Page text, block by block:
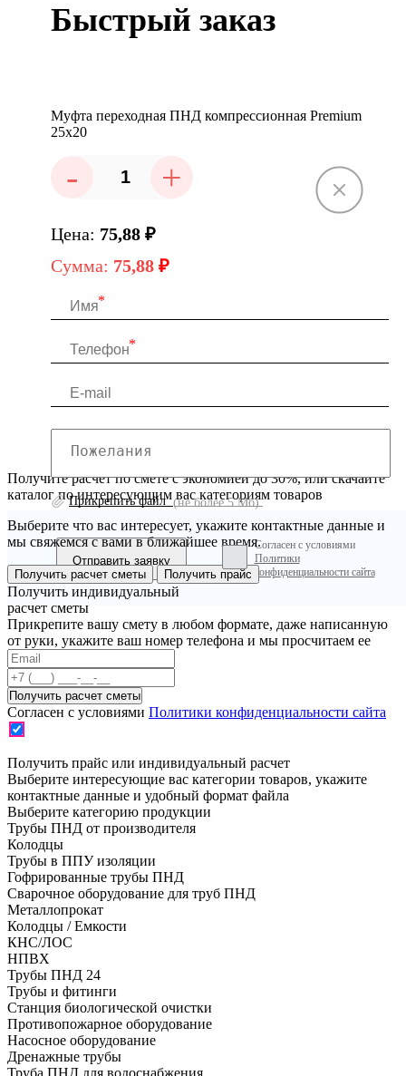
Быстрый заказ
Муфта переходная ПНД компрессионная Premium
25x20
- +
Цена: 75,88 ₽
Сумма: 75,88 ₽
Прикрепить файл(не более 5 Мб)
Согласен с условиями
Политики
конфиденциальности сайта
Получите расчет по смете с экономией до 30%, или скачайте
каталог по интересующим вас категориям товаров
Выберите что вас интересует, укажите контактные данные и
мы свяжемся с вами в ближайшее время.
Получить расчет сметы Получить прайс
Получить индивидуальный
расчет сметы
Прикрепите вашу смету в любом формате, даже написанную
от руки, укажите ваш номер телефона и мы просчитаем ее
Согласен с условиями Политики конфиденциальности сайта
Получить прайс или индивидуальный расчет
Выберите интересующие вас категории товаров, укажите
контактные данные и удобный формат файла
Выберите категорию продукции
Трубы ПНД от производителя
Колодцы
Трубы в ППУ изоляции
Гофрированные трубы ПНД
Сварочное оборудование для труб ПНД
Металлопрокат
Колодцы / Емкости
КНС/ЛОС
НПВХ
Трубы ПНД 24
Трубы и фитинги
Cтанция биологической очистки
Противопожарное оборудование
Насосное оборудование
Дренажные трубы
Труба ПНД для водоснабжения